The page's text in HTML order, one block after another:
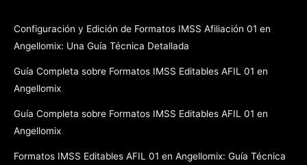
Configuración y Edición de Formatos IMSS Afiliación 01 en
Angellomix: Una Guía Técnica Detallada
Guía Completa sobre Formatos IMSS Editables AFIL 01 en
Angellomix
Guía Completa sobre Formatos IMSS Editables AFIL 01 en
Angellomix
Formatos IMSS Editables AFIL 01 en Angellomix: Guía Técnica